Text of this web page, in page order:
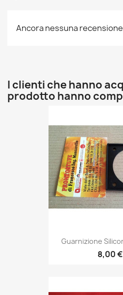
Ancora nessuna
I clienti che hanno
prodotto hanno
Guarnizione
8,00 €